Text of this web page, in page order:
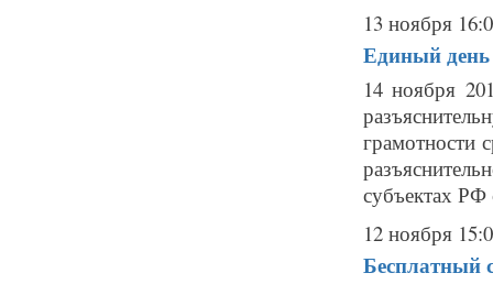
13 ноября
Единый день
14 ноября
грамотности
субъектах РФ
12 ноября
Бесплатный